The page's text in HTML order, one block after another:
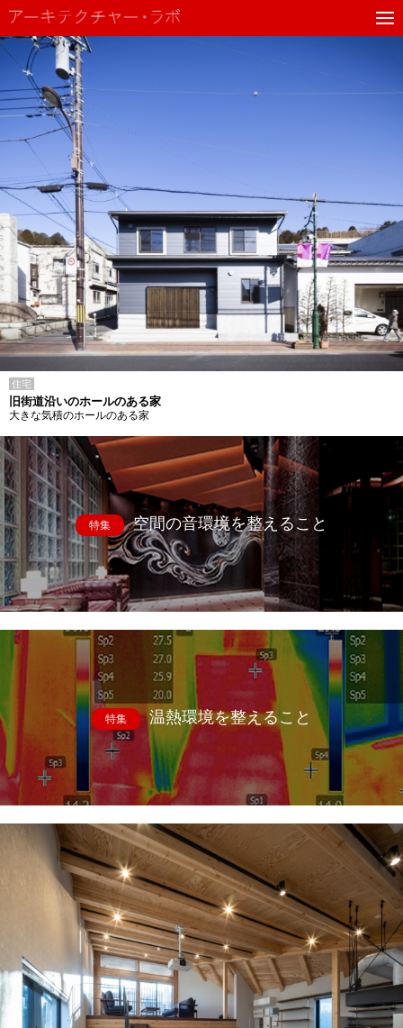
住宅
旧街道沿いのホールのある家
大きな気積のホールのある家
特集 空間の音環境を整えること
特集 温熱環境を整えること